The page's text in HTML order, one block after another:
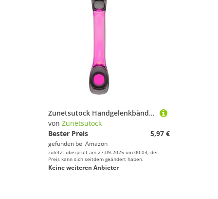
Zunetsutock Handgelenkbänder mit Beleuchtung, verstellbar, Sicherheitsgurt beim , wiederaufladbar | reflektierende Armbänder mit hoher Sichtbarkeit für Fahrradjoggen
von Zunetsutock
Bester Preis
5,97 €
gefunden bei Amazon
zuletzt überprüft am 27.09.2025 um 00:03; der
Preis kann sich seitdem geändert haben.
Keine weiteren Anbieter